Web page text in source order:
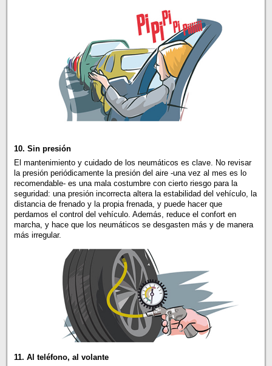
10. Sin presión
El mantenimiento y cuidado de los neumáticos es clave. No revisar
la presión periódicamente la presión del aire -una vez al mes es lo
recomendable- es una mala costumbre con cierto riesgo para la
seguridad: una presión incorrecta altera la estabilidad del vehículo, la
distancia de frenado y la propia frenada, y puede hacer que
perdamos el control del vehículo. Además, reduce el confort en
marcha, y hace que los neumáticos se desgasten más y de manera
más irregular.
11. Al teléfono, al volante